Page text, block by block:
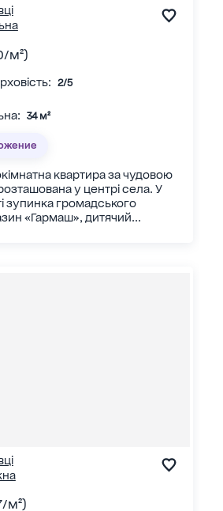
м²)
2/5
34 м²
квартира за чудовою
у центрі села. У
зупинка громадського
«Гармаш», дитячий...
м²)